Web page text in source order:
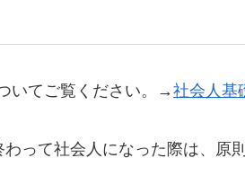
いてご覧ください。→社会人基
って社会人になった際は、原